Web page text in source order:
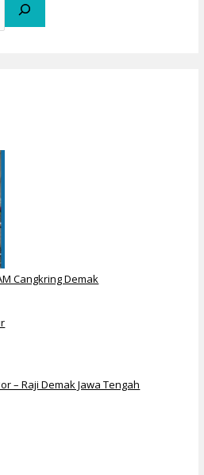
Cangkring Demak
– Raji Demak Jawa Tengah